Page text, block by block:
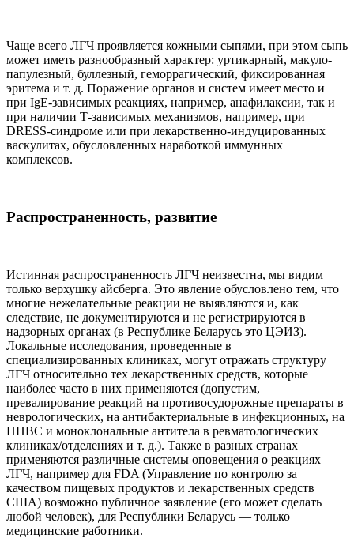
Чаще всего ЛГЧ проявляется кожными сыпями, при этом сыпь
может иметь разнообразный характер: уртикарный, макуло-
папулезный, буллезный, геморрагический, фиксированная
эритема и т. д. Поражение органов и систем имеет место и
при IgE-зависимых реакциях, например, анафилаксии, так и
при наличии Т-зависимых механизмов, например, при
DRESS-синдроме или при лекарственно-индуцированных
васкулитах, обусловленных наработкой иммунных
комплексов.
Распространенность, развитие
Истинная распространенность ЛГЧ неизвестна, мы видим
только верхушку айсберга. Это явление обусловлено тем, что
многие нежелательные реакции не выявляются и, как
следствие, не документируются и не регистрируются в
надзорных органах (в Республике Беларусь это ЦЭИЗ).
Локальные исследования, проведенные в
специализированных клиниках, могут отражать структуру
ЛГЧ относительно тех лекарственных средств, которые
наиболее часто в них применяются (допустим,
превалирование реакций на противосудорожные препараты в
неврологических, на антибактериальные в инфекционных, на
НПВС и моноклональные антитела в ревматологических
клиниках/отделениях и т. д.). Также в разных странах
применяются различные системы оповещения о реакциях
ЛГЧ, например для FDA (Управление по контролю за
качеством пищевых продуктов и лекарственных средств
США) возможно публичное заявление (его может сделать
любой человек), для Республики Беларусь — только
медицинские работники.